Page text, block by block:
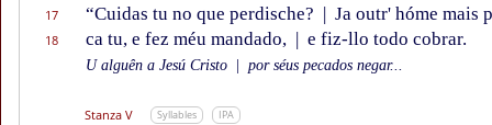
17 “Cuidas tu no que perdische? | Ja outr' hóme mais
18 ca tu, e fez méu mandado, | e fiz-llo todo cobrar.
U alguên a Jesú Cristo por séus pecados negar...
Stanza V Syllables IPA